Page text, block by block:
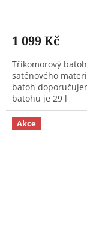
1 099 Kč
Tříkomorový
saténového
batoh
batohu je 29 l
Akce